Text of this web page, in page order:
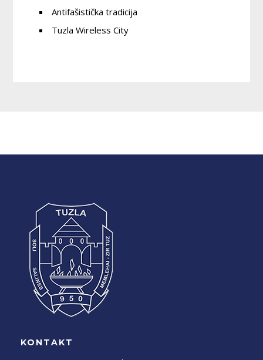
Antifašistička tradicija
Tuzla Wireless City
KONTAKT